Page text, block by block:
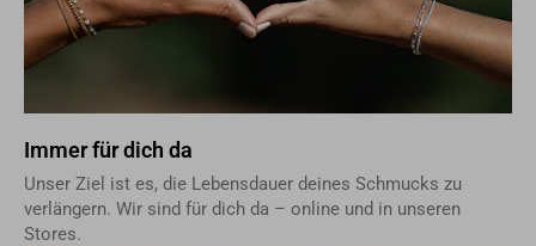
Immer für dich da
Unser Ziel ist es, die Lebensdauer deines Schmucks zu
verlängern. Wir sind für dich da – online und in unseren
Stores.